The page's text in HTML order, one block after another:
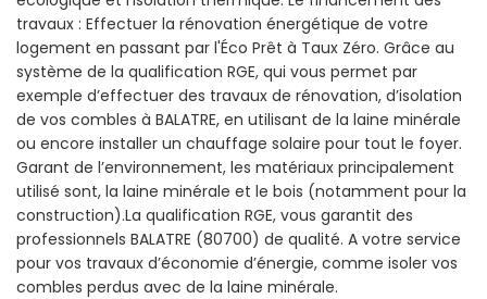
travaux : Effectuer la rénovation énergétique de votre
logement en passant par l'Éco Prêt à Taux Zéro. Grâce au
système de la qualification RGE, qui vous permet par
exemple d’effectuer des travaux de rénovation, d’isolation
de vos combles à BALATRE, en utilisant de la laine minérale
ou encore installer un chauffage solaire pour tout le foyer.
Garant de l’environnement, les matériaux principalement
utilisé sont, la laine minérale et le bois (notamment pour la
construction).La qualification RGE, vous garantit des
professionnels BALATRE (80700) de qualité. A votre service
pour vos travaux d’économie d’énergie, comme isoler vos
combles perdus avec de la laine minérale.